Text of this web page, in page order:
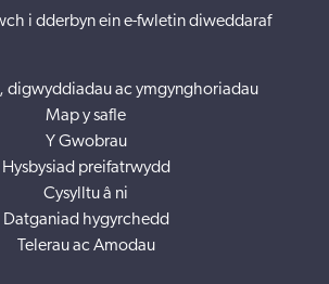
i dderbyn ein e-fwletin diweddaraf
digwyddiadau ac ymgynghoriadau
Map y safle
Y Gwobrau
Hysbysiad preifatrwydd
Cysylltu â ni
Datganiad hygyrchedd
Telerau ac Amodau